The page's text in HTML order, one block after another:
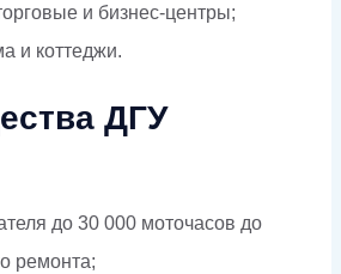
и бизнес-центры;
и коттеджи.
ДГУ
до 30 000 моточасов до
ремонта;